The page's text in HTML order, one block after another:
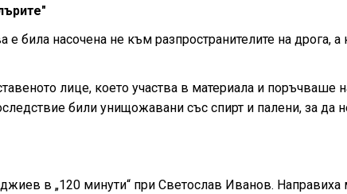
била насочена не към разпространителите на дрога,
лице, което участва в материала и поръчваше
били унищожавани със спирт и палени, за да
в „120 минути“ при Светослав Иванов. Направиха